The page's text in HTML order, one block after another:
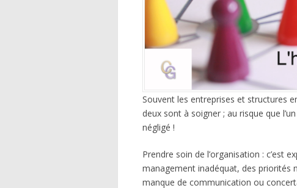
Souvent les entreprises et structures
deux sont à soigner ; au risque que
négligé !
Prendre soin de l’organisation : c’est
management inadéquat, des priorités
manque de communication ou